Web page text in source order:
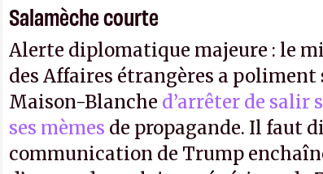
Salamèche courte
Alerte diplomatique majeure : le
des Affaires étrangères a poliment
Maison-Blanche d’arrêter de salir
ses mèmes de propagande. Il faut
communication de Trump